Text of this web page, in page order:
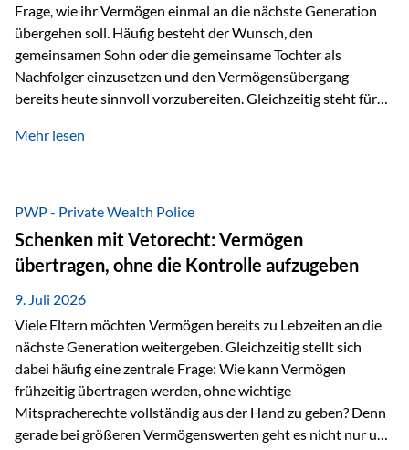
Frage, wie ihr Vermögen einmal an die nächste Generation
übergehen soll. Häufig besteht der Wunsch, den
gemeinsamen Sohn oder die gemeinsame Tochter als
Nachfolger einzusetzen und den Vermögensübergang
bereits heute sinnvoll vorzubereiten. Gleichzeitig steht für
passiert, wenn einer der beiden verstirbt? Der überlebende
Vermögen verfügen können. Genau für diese
Ausgangssituation bietet die Private Wealth Police der
Vienna-Life eine durchdachte Gestaltungsmöglichkeit. Die
Ausgangssituation Stellen Sie sich folgendes Beispiel vor:
Ein…
Mehr lesen
PWP - Private Wealth Police
Schenken mit Vetorecht: Vermögen
übertragen, ohne die Kontrolle aufzugeben
9. Juli 2026
Viele Eltern möchten Vermögen bereits zu Lebzeiten an die
nächste Generation weitergeben. Gleichzeitig stellt sich
dabei häufig eine zentrale Frage: Wie kann Vermögen
frühzeitig übertragen werden, ohne wichtige
Mitspracherechte vollständig aus der Hand zu geben? Denn
gerade bei größeren Vermögenswerten geht es nicht nur um